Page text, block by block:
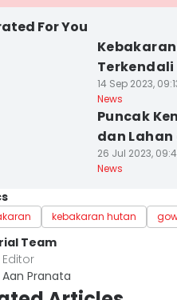
For You
Terkendali
14 Sep 2023,
News
Puncak
dan
26 Jul 2023,
News
kebakaran hutan
Team
Editor
Aan Pranata